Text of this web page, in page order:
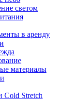
светом
в аренду
материалы
Cold Stretch